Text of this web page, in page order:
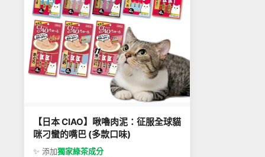
【日本 CIAO】啾嚕肉泥：征服全球貓
咪刁蠻的嘴巴 (多款口味)
✨ 添加獨家綠茶成分